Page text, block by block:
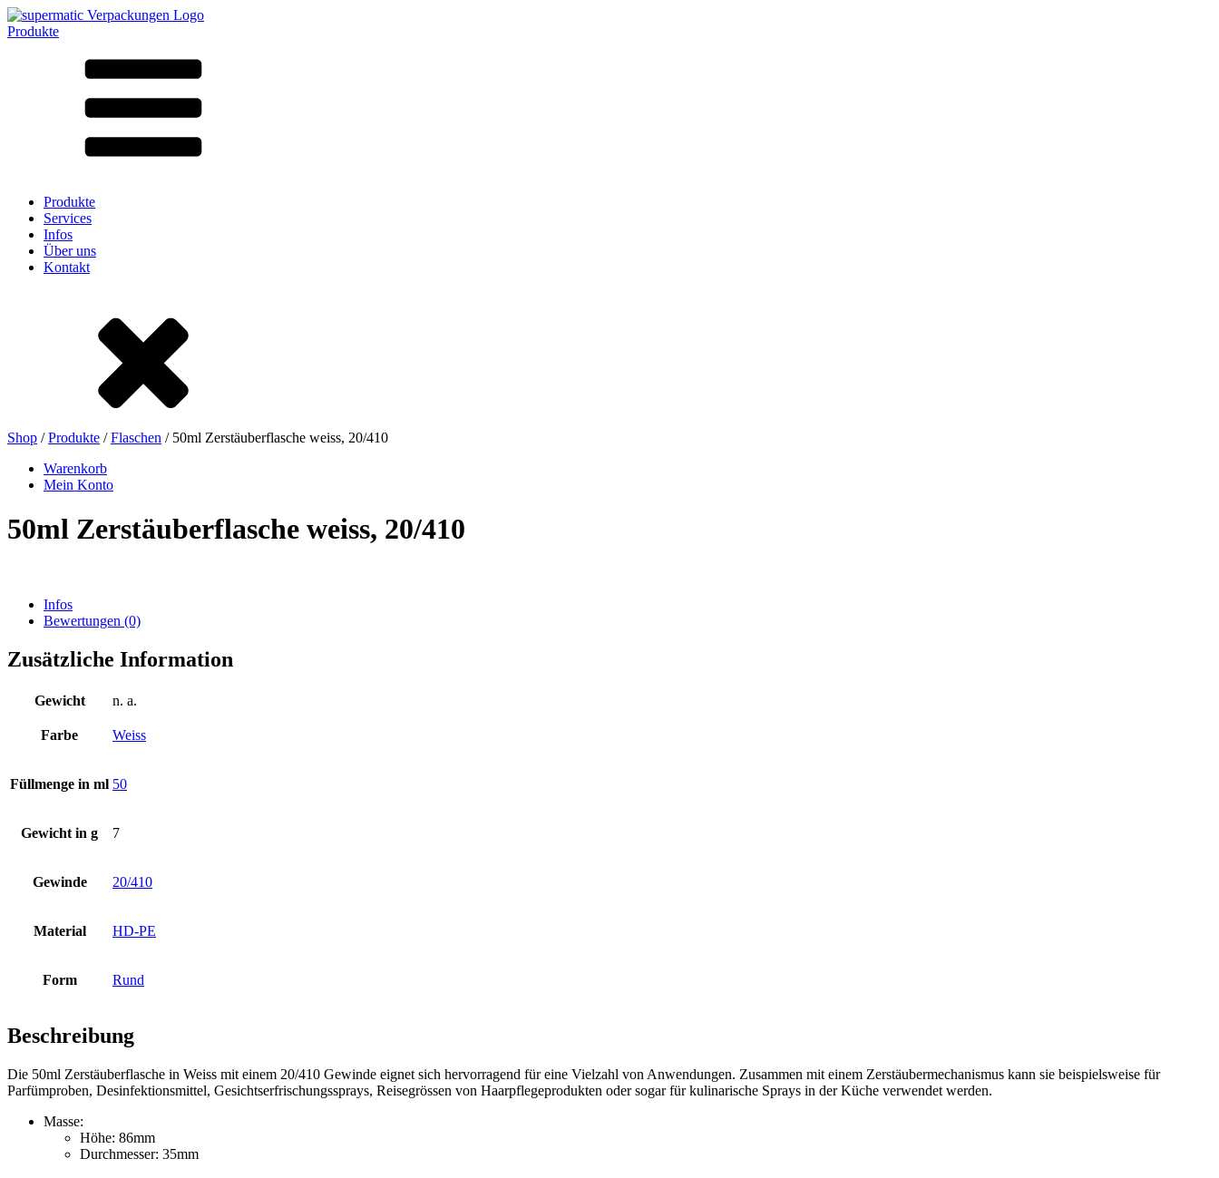
Produkte
Nach Material
LD-PE
Steinzeug
Beutel und Bag-in-Box
Bierflaschen
Dispenser und Pumpen
Dosen (73)
Feinzerstäuber
Hotfill Flaschen
Kosmetik(292)
Lebensmittel(483)
Produkte
Services
Infos
Über uns
Kontakt
Shop /Produkte /Flaschen / 50ml Zerstäuberflasche weiss, 20/410
Warenkorb
Mein Konto
50ml Zerstäuberflasche weiss, 20/410
Infos
Bewertungen (0)
Zusätzliche Information
Gewicht n. a.
Farbe Weiss
Füllmenge in ml 50
Gewicht in g 7
Gewinde 20/410
Material HD-PE
Form Rund
Beschreibung
Die 50ml Zerstäuberflasche in Weiss mit einem 20/410 Gewinde eignet sich hervorragend für eine Vielzahl von Anwendungen. Zusammen mit einem Zerstäubermechanismus kann sie beispielsweise für
Parfümproben, Desinfektionsmittel, Gesichtserfrischungssprays, Reisegrössen von Haarpflegeprodukten oder sogar für kulinarische Sprays in der Küche verwendet werden.
Masse:
Höhe: 86mm
Durchmesser: 35mm